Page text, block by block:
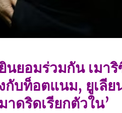
นยอมร่วมกัน เมา
กับท็อตแนม, ยูเลีย
าดริดเรียกตัวใน’